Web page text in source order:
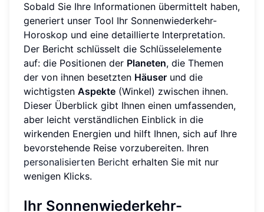
Sobald Sie Ihre Informationen übermittelt haben,
generiert unser Tool Ihr Sonnenwiederkehr-
Horoskop und eine detaillierte Interpretation.
Der Bericht schlüsselt die Schlüsselelemente
auf: die Positionen der Planeten, die Themen
der von ihnen besetzten Häuser und die
wichtigsten Aspekte (Winkel) zwischen ihnen.
Dieser Überblick gibt Ihnen einen umfassenden,
aber leicht verständlichen Einblick in die
wirkenden Energien und hilft Ihnen, sich auf Ihre
bevorstehende Reise vorzubereiten. Ihren
personalisierten Bericht erhalten Sie mit nur
wenigen Klicks.
Ihr Sonnenwiederkehr-